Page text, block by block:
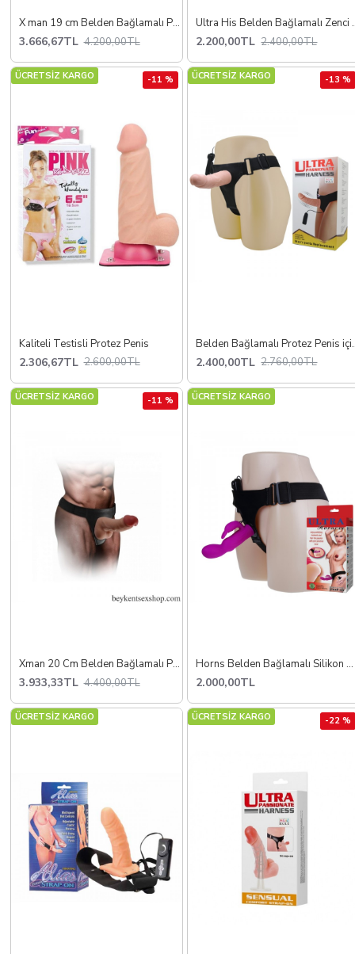
X man 19 cm Belden Bağlamalı Penis
3.666,67TL 4.200,00TL
Ultra His
2.200,00TL 2.400,00TL
ÜCRETSİZ KARGO -11 %
Kaliteli Testisli Protez Penis
2.306,67TL 2.600,00TL
ÜCRETSİZ KARGO -13 %
Belden
2.400,00TL 2.760,00TL
ÜCRETSİZ KARGO -11 %
Xman 20 Cm Belden Bağlamalı Penis
3.933,33TL 4.400,00TL
ÜCRETSİZ KARGO
Horns Belden Bağlamalı Silikon Strapon
2.000,00TL
ÜCRETSİZ KARGO ÜCRETSİZ KARGO -22 %